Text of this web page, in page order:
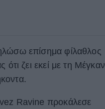
επίσημα φίλαθλος
ζει εκεί με τη Μέγκαν
Ravine προκάλεσε